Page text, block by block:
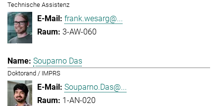
Technische Assistenz
frank.wesarg@...
3-AW-060
Souparno Das
Doktorand / IMPRS
Souparno.Das@...
1-AN-020